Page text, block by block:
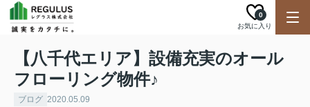
お気に入り
0
【八千代エリア】設備充実のオール
フローリング物件♪
ブログ 2020.05.09